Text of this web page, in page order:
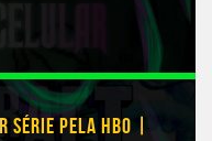
SÉRIE PELA HBO |